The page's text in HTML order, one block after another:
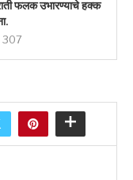
फलक उभारण्याचे हक्क
307